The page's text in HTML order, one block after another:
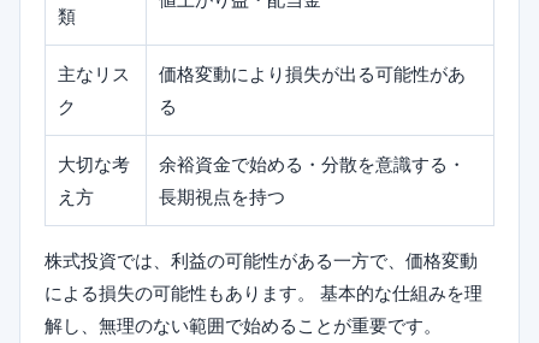
類
主なリス
ク
価格変動により損失が出る可能性があ
る
大切な考
え方
余裕資金で始める・分散を意識する・
長期視点を持つ
株式投資では、利益の可能性がある一方で、価格変動
による損失の可能性もあります。 基本的な仕組みを理
解し、無理のない範囲で始めることが重要です。